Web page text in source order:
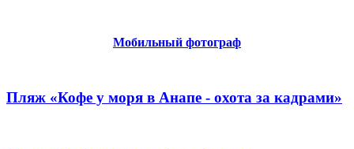
Мобильный фотограф
Пляж «Кофе у моря в Анапе - охота за кадрами»